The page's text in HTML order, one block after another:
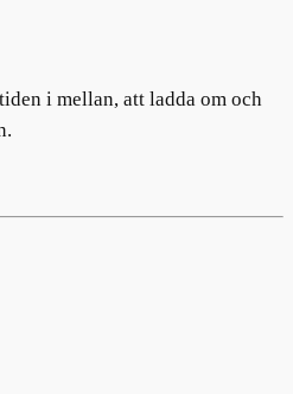
i mellan, att ladda om och